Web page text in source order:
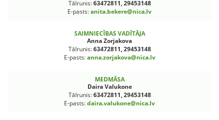
Tālrunis:63472811, 29453148
E-pasts:anita.bekere@nica.lv
SAIMNIECĪBAS VADĪTĀJA
Anna Zorjakova
Tālrunis:63472811, 29453148
E-pasts: anna.zorjakova@nica.lv
MEDMĀSA
Daira Valukone
Tālrunis:63472811, 29453148
E-pasts:daira.valukone@nica.lv